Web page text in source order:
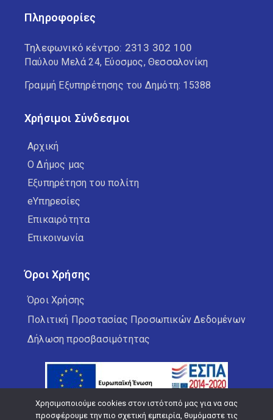
Πληροφορίες
Τηλεφωνικό κέντρο: 2313 302 100
Παύλου Μελά 24, Εύοσμος, Θεσσαλονίκη
Γραμμή Εξυπηρέτησης του Δημότη: 15388
Χρήσιμοι Σύνδεσμοι
Αρχική
Ο Δήμος μας
Εξυπηρέτηση του πολίτη
eΥπηρεσίες
Επικαιρότητα
Επικοινωνία
Όροι Χρήσης
Όροι Χρήσης
Πολιτική Προστασίας Προσωπικών Δεδομένων
Δήλωση προσβασιμότητας
Χρησιμοποιούμε cookies στον ιστότοπό μας για να σας
προσφέρουμε την πιο σχετική εμπειρία, θυμόμαστε τις